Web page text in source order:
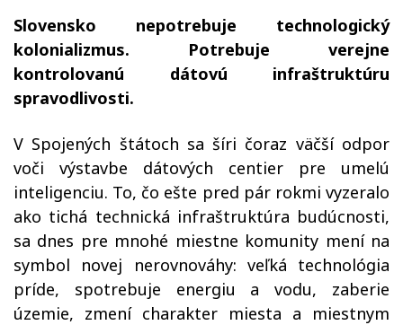
Slovensko nepotrebuje technologický
kolonializmus. Potrebuje verejne
kontrolovanú dátovú infraštruktúru
spravodlivosti.
V Spojených štátoch sa šíri čoraz väčší odpor
voči výstavbe dátových centier pre umelú
inteligenciu. To, čo ešte pred pár rokmi vyzeralo
ako tichá technická infraštruktúra budúcnosti,
sa dnes pre mnohé miestne komunity mení na
symbol novej nerovnováhy: veľká technológia
príde, spotrebuje energiu a vodu, zaberie
územie, zmení charakter miesta a miestnym